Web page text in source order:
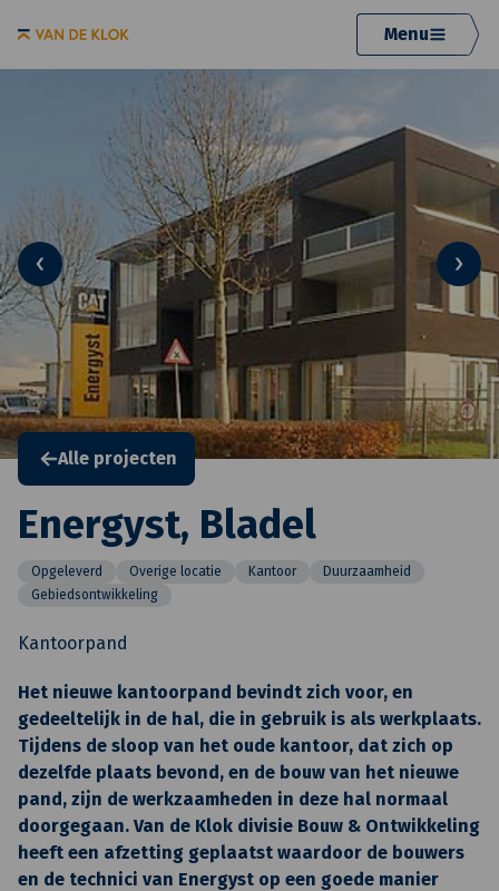
Menu
Alle projecten
Energyst, Bladel
Opgeleverd Overige locatie Kantoor
Duurzaamheid
Gebiedsontwikkeling
Kantoorpand
Het nieuwe kantoorpand bevindt zich voor, en
gedeeltelijk in de hal, die in gebruik is als werkplaats.
Tijdens de sloop van het oude kantoor, dat zich op
dezelfde plaats bevond, en de bouw van het nieuwe
pand, zijn de werkzaamheden in deze hal normaal
doorgegaan. Van de Klok divisie Bouw & Ontwikkeling
heeft een afzetting geplaatst waardoor de bouwers
en de technici van Energyst op een goede manier